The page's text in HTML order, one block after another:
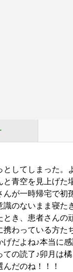
としてしまった。
と青空を見上げた
んが一時帰宅で初
識のないまま寝た
とき、患者さんの
携わっている方た
げだよね♪本当に
ての読了♪卯月は橘
だのね！！！